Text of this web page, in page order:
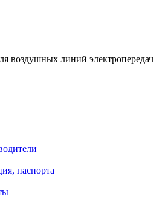
воздушных линий электропередач
паспорта